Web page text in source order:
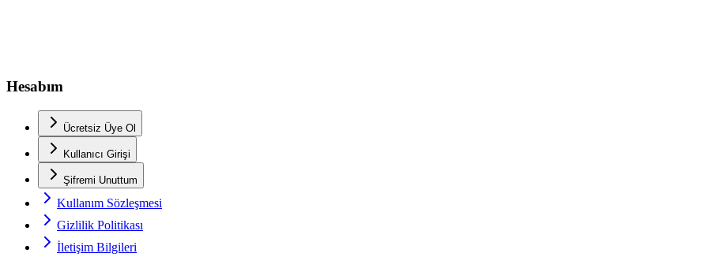
Hesabım
Ücretsiz Üye Ol
Kullanıcı Girişi
Şifremi Unuttum
Kullanım Sözleşmesi
Gizlilik Politikası
İletişim Bilgileri